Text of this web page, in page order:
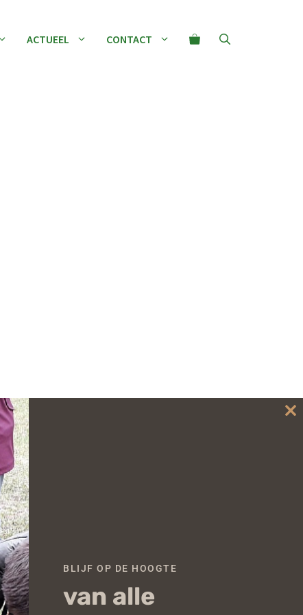
ACTUEEL CONTACT
BLIJF OP DE HOOGTE
van alle